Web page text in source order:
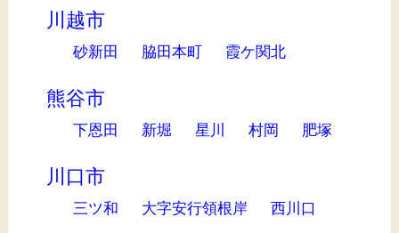
川越市
砂新田 脇田本町 霞ケ関北
熊谷市
下恩田 新堀 星川 村岡 肥塚
川口市
三ツ和 大字安行領根岸 西川口